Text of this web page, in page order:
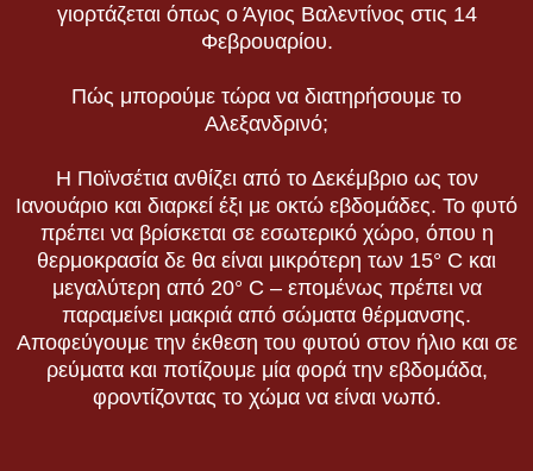
γιορτάζεται όπως ο Άγιος Βαλεντίνος στις 14
Φεβρουαρίου.
Πώς μπορούμε τώρα να διατηρήσουμε το
Αλεξανδρινό;
Η Ποϊνσέτια ανθίζει από το Δεκέμβριο ως τον
Ιανουάριο και διαρκεί έξι με οκτώ εβδομάδες. Το φυτό
πρέπει να βρίσκεται σε εσωτερικό χώρο, όπου η
θερμοκρασία δε θα είναι μικρότερη των 15° C και
μεγαλύτερη από 20° C – επομένως πρέπει να
παραμείνει μακριά από σώματα θέρμανσης.
Αποφεύγουμε την έκθεση του φυτού στον ήλιο και σε
ρεύματα και ποτίζουμε μία φορά την εβδομάδα,
φροντίζοντας το χώμα να είναι νωπό.